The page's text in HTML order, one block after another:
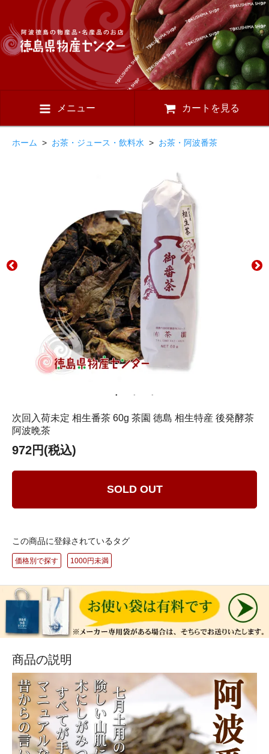
メニュー カートを見る
ホーム > お茶・ジュース・飲料水 > お茶・阿波番茶
次回入荷未定 相生番茶 60g 茶園 徳島 相生特産 後発酵茶
阿波晩茶
972円(税込)
SOLD OUT
この商品に登録されているタグ
価格別で探す 1000円未満
商品の説明